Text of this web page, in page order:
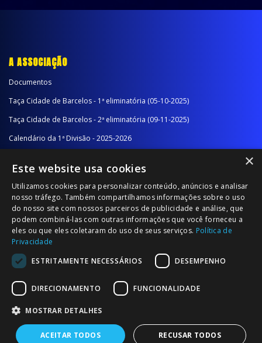
A ASSOCIAÇÃO
Documentos
Taça Cidade de Barcelos - 1ª eliminatória (05-10-2025)
Taça Cidade de Barcelos - 2ª eliminatória (09-11-2025)
Calendário da 1ª Divisão - 2025-2026
Calendário da 2ª Divisão - Série B - 2025-2026
Calendário da Época
NOTÍCIAS/COMUNICADOS
Notícias
Comunicados
© 2026 Associação Futebol Popular Barcelos
×
Este website usa cookies
Utilizamos cookies para personalizar conteúdo, anúncios e analisar
nosso tráfego. Também compartilhamos informações sobre o uso
do nosso site com nossos parceiros de publicidade e análise, que
podem combiná-las com outras informações que você forneceu a
eles ou que eles coletaram do uso de seus serviços. Política de
Privacidade
ESTRITAMENTE NECESSÁRIOS
DESEMPENHO
DIRECIONAMENTO FUNCIONALIDADE
MOSTRAR DETALHES
ACEITAR TODOS RECUSAR TODOS